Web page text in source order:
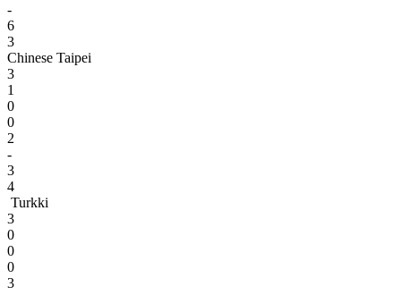
-
6
3
Chinese Taipei
3
1
0
0
2
-
3
4
Turkki
3
0
0
0
3